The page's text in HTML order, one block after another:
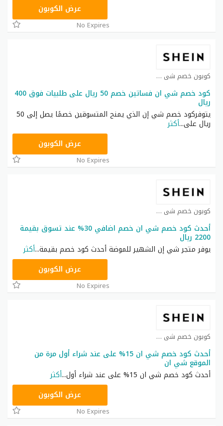
عرض الكوبون
No Expires
كوبون خصم شي ان كوبون
كود خصم شي ان فساتين خصم 50 ريال على طلبيات فوق 400
ريال
يتوفركود خصم شي إن الذي يمنح المتسوقين خصمًا يصل إلى 50
ريال على...أكثر
عرض الكوبون
No Expires
كوبون خصم شي ان كوبون
أحدث كود خصم شي ان خصم اضافي 30% عند تسوق بقيمة
2200 ريال
يوفر متجر شي إن الشهير للموضة أحدث كود خصم بقيمة...أكثر
عرض الكوبون
No Expires
كوبون خصم شي ان كوبون
أحدث كود خصم شي ان 15% على عند شراء أول مرة من
الموقع شي ان
أحدث كود خصم شي ان 15% على عند شراء أول
...أكثر
عرض الكوبون
No Expires